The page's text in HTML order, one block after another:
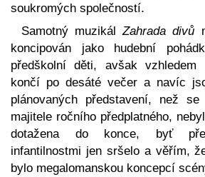
soukromých společností.
Samotný muzikálZahrada divů
koncipován jako hudební
předškolní děti, avšak
končí po desáté večer a navíc
plánovaných představení, než
majitele ročního předplatného,
dotažena do konce, byť
infantilnostmi jen sršelo a věřím,
bylo megalomanskou koncepcí